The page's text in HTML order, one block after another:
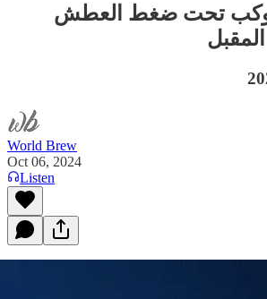
تحت ضغط العطش
World Brew
Oct 06, 2024
Listen